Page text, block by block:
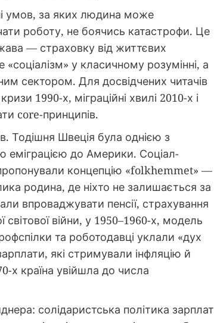
умов, за яких людина може
роботу, не боячись катастрофи. Це
— страховку від життєвих
у класичному розумінні, а
сектором. Для досвідчених читачів
1990-х, міграційні хвилі 2010-х і
core-принципів.
Тодішня Швеція була однією з
еміграцією до Америки. Соціал-
концепцію «folkhemmet» —
родина, де ніхто не залишається за
впроваджувати пенсії, страхування
війни, у 1950–1960-х, модель
та роботодавці уклали «дух
які стримували інфляцію й
х країна увійшла до числа
солідаристська політика зарплат